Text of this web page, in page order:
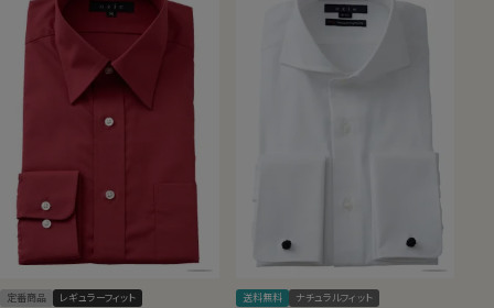
定番商品 レギュラーフィット 送料無料 ナチュラルフィット